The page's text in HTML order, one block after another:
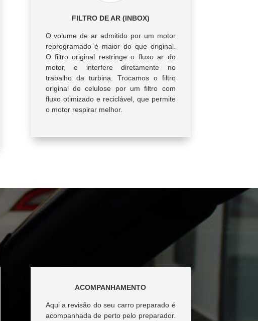
FILTRO DE AR (INBOX)
O volume de ar admitido por um motor
reprogramado é maior do que original.
O filtro original restringe o fluxo ar do
motor, e interfere diretamente no
trabalho da turbina. Trocamos o filtro
original de celulose por um filtro com
fluxo otimizado e reciclável, que permite
o motor respirar melhor.
ACOMPANHAMENTO
Aqui a revisão do seu carro preparado é
acompanhada de perto pelo preparador.